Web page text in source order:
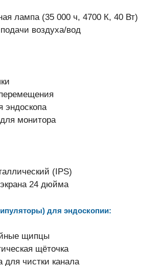
лампа (35 000 ч, 4700 К, 40 Вт)
воздуха/вод
эндоскопа
монитора
(IPS)
24 дюйма
для эндоскопии:
щипцы
щёточка
для чистки канала